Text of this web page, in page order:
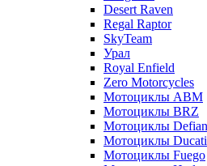
Desert Raven
Regal Raptor
SkyTeam
Урал
Royal Enfield
Zero Motorcycles
Мотоциклы ABM
Мотоциклы BRZ
Мотоциклы
Мотоциклы Ducati
Мотоциклы Fuego